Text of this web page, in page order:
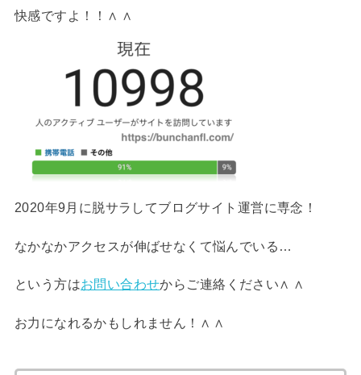
快感ですよ！！∧ ∧
2020年9月に脱サラしてブログサイト運営に専念！
なかなかアクセスが伸ばせなくて悩んでいる…
という方はお問い合わせからご連絡ください∧ ∧
お力になれるかもしれません！∧ ∧